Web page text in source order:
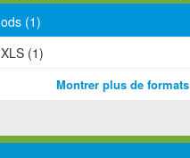
ods (1)
XLS (1)
Montrer plus de formats